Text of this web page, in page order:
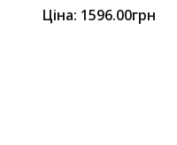
Ціна: 1596.00грн